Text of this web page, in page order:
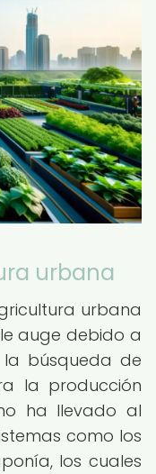
urbana
urbana
auge debido a
búsqueda de
la producción
ha llevado al
como los
los cuales